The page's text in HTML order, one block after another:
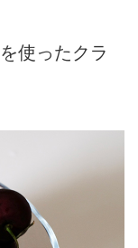
を使ったクラ